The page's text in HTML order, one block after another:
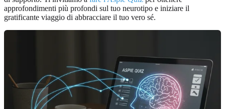
approfondimenti più profondi sul tuo neurotipo e iniziare il
gratificante viaggio di abbracciare il tuo vero sé.